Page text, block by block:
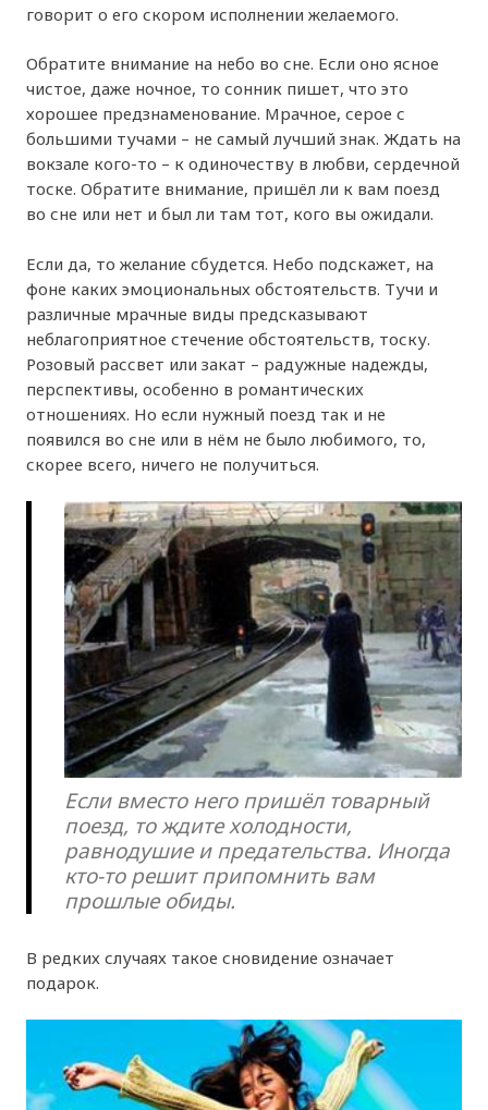
говорит о его скором исполнении желаемого.
Обратите внимание на небо во сне. Если оно ясное
чистое, даже ночное, то сонник пишет, что это
хорошее предзнаменование. Мрачное, серое с
большими тучами – не самый лучший знак. Ждать на
вокзале кого-то – к одиночеству в любви, сердечной
тоске. Обратите внимание, пришёл ли к вам поезд
во сне или нет и был ли там тот, кого вы ожидали.
Если да, то желание сбудется. Небо подскажет, на
фоне каких эмоциональных обстоятельств. Тучи и
различные мрачные виды предсказывают
неблагоприятное стечение обстоятельств, тоску.
Розовый рассвет или закат – радужные надежды,
перспективы, особенно в романтических
отношениях. Но если нужный поезд так и не
появился во сне или в нём не было любимого, то,
скорее всего, ничего не получиться.
Если вместо него пришёл товарный
поезд, то ждите холодности,
равнодушие и предательства. Иногда
кто-то решит припомнить вам
прошлые обиды.
В редких случаях такое сновидение означает
подарок.